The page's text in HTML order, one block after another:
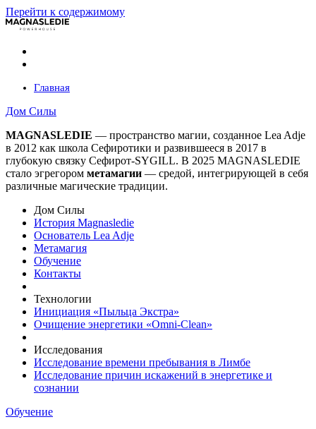
Перейти к содержимому
Главная
Дом Силы
MAGNASLEDIE — пространство магии, созданное Lea Adje
в 2012 как школа Сефиротики и развившееся в 2017 в
глубокую связку Сефирот-SYGILL. В 2025 MAGNASLEDIE
стало эгрегором метамагии — средой, интегрирующей в себя
различные магические традиции.
Дом Силы
История Magnasledie
Основатель Lea Adje
Метамагия
Обучение
Контакты
Технологии
Инициация «Пыльца Экстра»
Очищение энергетики «Omni-Clean»
Исследования
Исследование времени пребывания в Лимбе
Исследование причин искажений в энергетике и
сознании
Обучение